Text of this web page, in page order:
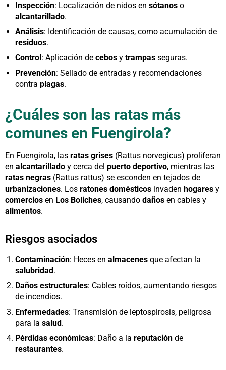
Inspección: Localización de nidos en sótanos o
alcantarillado.
Análisis: Identificación de causas, como acumulación de
residuos.
Control: Aplicación de cebos y trampas seguras.
Prevención: Sellado de entradas y recomendaciones
contra plagas.
¿Cuáles son las ratas más
comunes en Fuengirola?
En Fuengirola, las ratas grises (Rattus norvegicus) proliferan
en alcantarillado y cerca del puerto deportivo, mientras las
ratas negras (Rattus rattus) se esconden en tejados de
urbanizaciones. Los ratones domésticos invaden hogares y
comercios en Los Boliches, causando daños en cables y
alimentos.
Riesgos asociados
Contaminación: Heces en almacenes que afectan la
salubridad.
Daños estructurales: Cables roídos, aumentando riesgos
de incendios.
Enfermedades: Transmisión de leptospirosis, peligrosa
para la salud.
Pérdidas económicas: Daño a la reputación de
restaurantes.